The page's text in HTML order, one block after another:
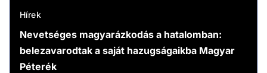
Hírek
Nevetséges magyarázkodás a hatalomban:
belezavarodtak a saját hazugságaikba Magyar
Péterék